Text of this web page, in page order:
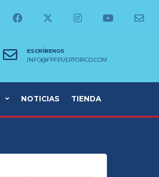
ESCRÍBENOS
INFO@FPFPUERTORICO.COM
NOTICIAS TIENDA